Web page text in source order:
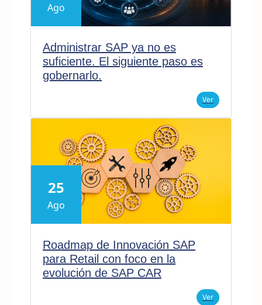
Ago
Administrar SAP ya no es
suficiente. El siguiente paso es
gobernarlo.
Ver
25
Ago
Roadmap de Innovación SAP
para Retail con foco en la
evolución de SAP CAR
Ver